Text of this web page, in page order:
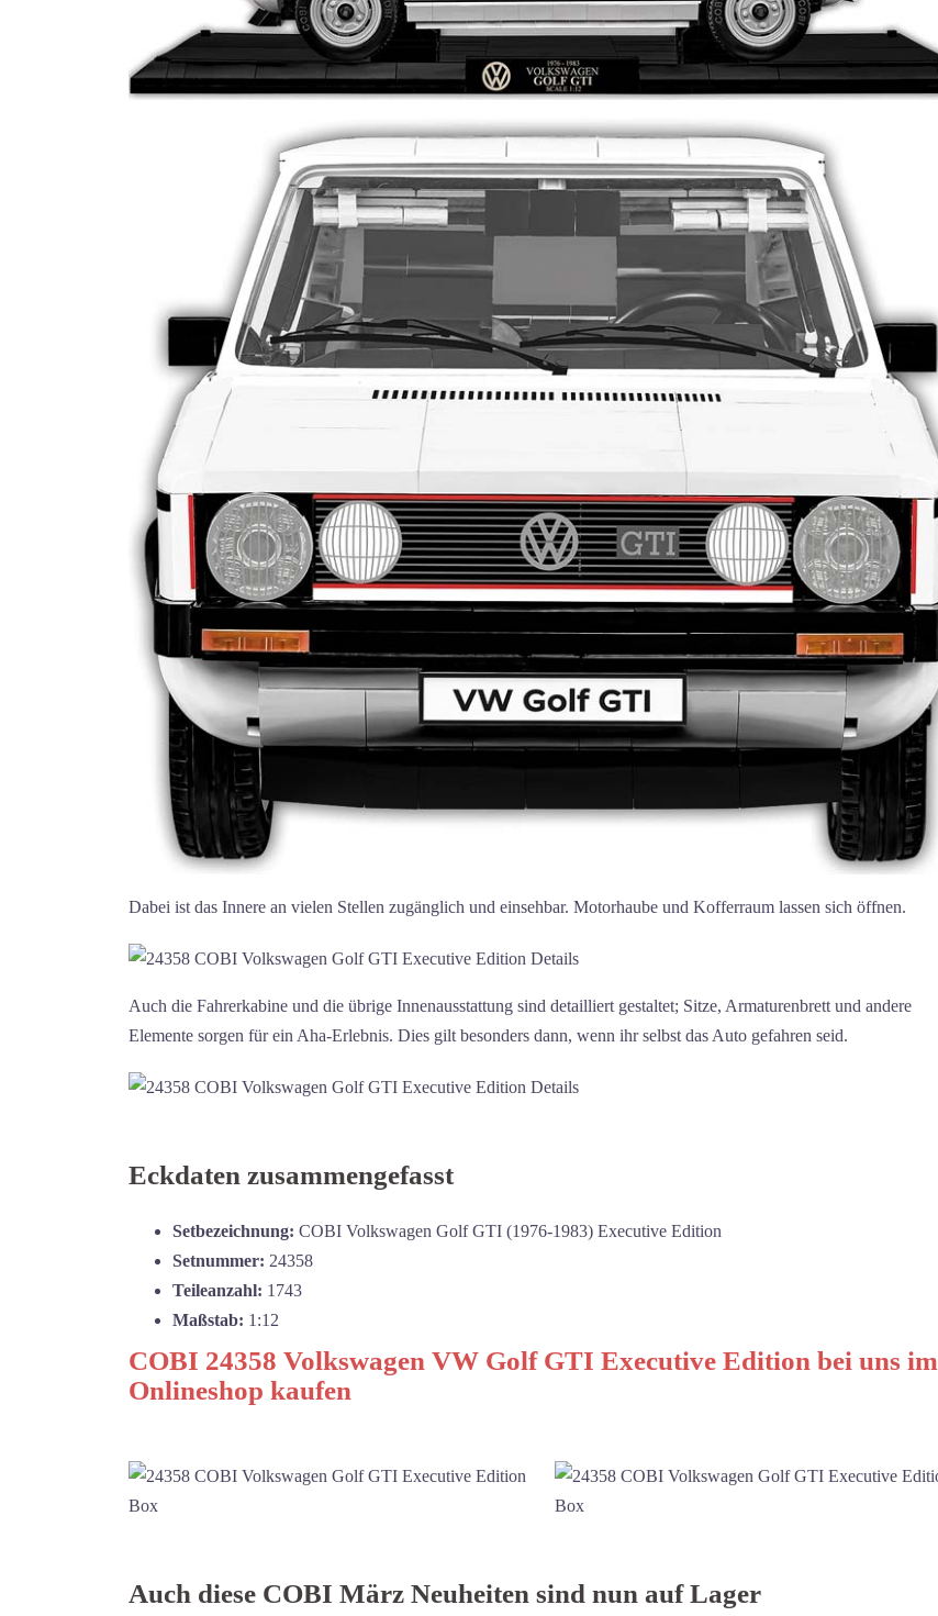
Dabei ist das Innere an vielen Stellen zugänglich und einsehbar. Motorhaube und Kofferraum lassen sich öffnen.
Auch die Fahrerkabine und die übrige Innenausstattung sind detailliert gestaltet; Sitze, Armaturenbrett und andere
Elemente sorgen für ein Aha-Erlebnis. Dies gilt besonders dann, wenn ihr selbst das Auto gefahren seid.
Eckdaten zusammengefasst
Setbezeichnung: COBI Volkswagen Golf GTI (1976-1983) Executive Edition
Setnummer: 24358
Teileanzahl: 1743
Maßstab: 1:12
COBI 24358 Volkswagen VW Golf GTI Executive Edition bei uns im
Onlineshop kaufen
Auch diese COBI März Neuheiten sind nun auf Lager